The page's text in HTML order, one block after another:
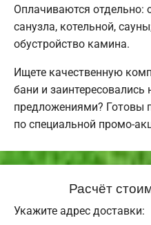
Оплачиваются отдельно:
санузла, котельной,
обустройство камина.
Ищете качественную
бани и
предложениями? Готовы
по специальной промо-
Расчёт
Укажите адрес доставки: